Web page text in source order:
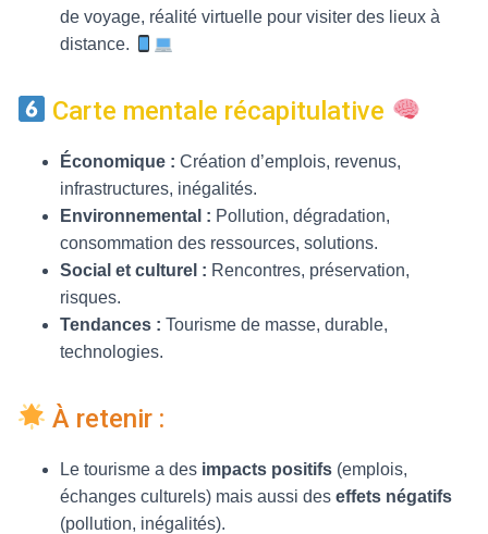
de voyage, réalité virtuelle pour visiter des lieux à
distance.
Carte mentale récapitulative
Économique : Création d’emplois, revenus,
infrastructures, inégalités.
Environnemental : Pollution, dégradation,
consommation des ressources, solutions.
Social et culturel : Rencontres, préservation,
risques.
Tendances : Tourisme de masse, durable,
technologies.
À retenir :
Le tourisme a des impacts positifs (emplois,
échanges culturels) mais aussi des effets négatifs
(pollution, inégalités).